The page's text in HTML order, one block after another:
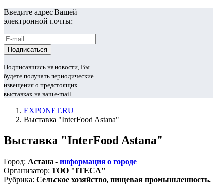
Введите адрес Вашей
электронной почты:
Подписавшись на новости, Вы
будете получать периодические
извещения о предстоящих
выставках на ваш e-mail.
EXPONET.RU
Выставка "InterFood Astana"
Выставка "InterFood Astana"
Город: Астана - информация о городе
Организатор: ТОО "ITECA"
Рубрика: Сельское хозяйство, пищевая промышленность.